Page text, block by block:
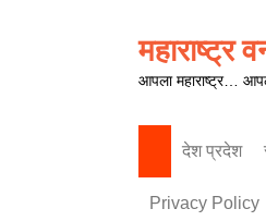
महाराष्ट्र
आपला महाराष्ट्र…
देश प्रदेश
Privacy Policy